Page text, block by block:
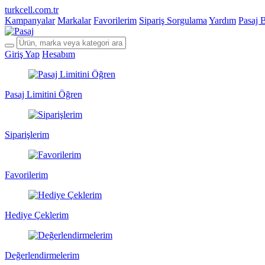
turkcell.com.tr
Kampanyalar Markalar Favorilerim Sipariş Sorgulama Yardım Pasaj
Giriş Yap Hesabım
Pasaj Limitini Öğren
Siparişlerim
Favorilerim
Hediye Çeklerim
Değerlendirmelerim